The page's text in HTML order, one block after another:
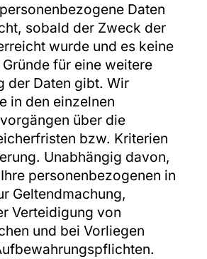
Daten
sobald der Zweck der
wurde und es keine
für eine weitere
der Daten gibt. Wir
in den einzelnen
über die
bzw. Kriterien
Unabhängig davon,
personenbezogenen in
Geltendmachung,
Verteidigung von
und bei Vorliegen